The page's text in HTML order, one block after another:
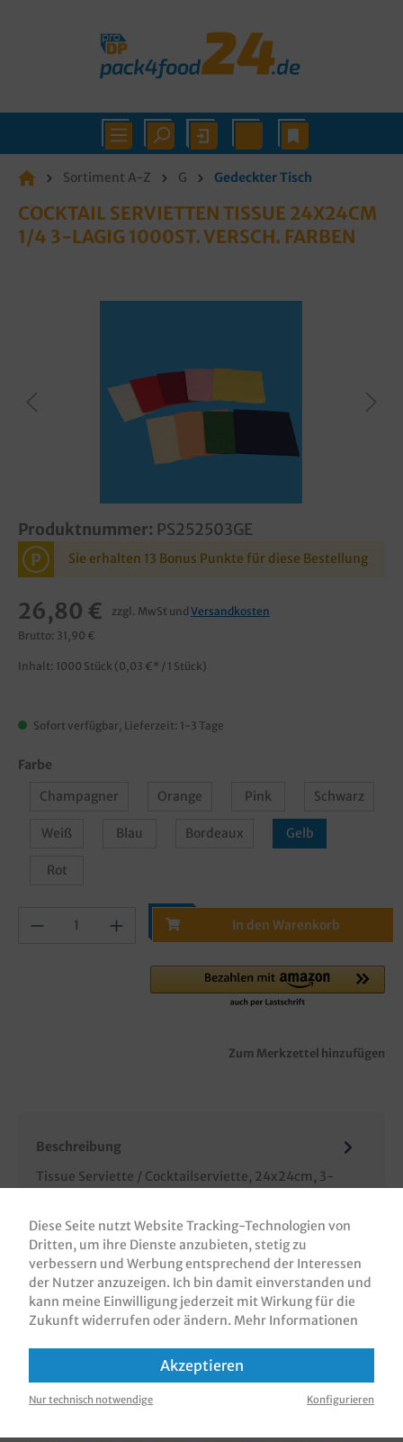
Sortiment A-Z G Gedeckter Tisch
COCKTAIL SERVIETTEN TISSUE 24X24CM
1/4 3-LAGIG 1000ST. VERSCH. FARBEN
Produktnummer: PS252503GE
P Sie erhalten 13 Bonus Punkte für diese Bestellung
26,80 € zzgl. MwSt und Versandkosten
Brutto: 31,90 €
Inhalt: 1000 Stück (0,03 €* / 1 Stück)
Sofort verfügbar, Lieferzeit: 1-3 Tage
Farbe
Champagner
Orange Pink Schwarz
Weiß Blau Bordeaux Gelb
Rot
In den Warenkorb
Zum Merkzettel hinzufügen
Beschreibung
Tissue Serviette / Cocktailserviette, 24x24cm, 3-
Bewertungen
Informationen zur Produktsicherheit
Diese Seite nutzt Website Tracking-Technologien von
Dritten, um ihre Dienste anzubieten, stetig zu
verbessern und Werbung entsprechend der Interessen
der Nutzer anzuzeigen. Ich bin damit einverstanden und
kann meine Einwilligung jederzeit mit Wirkung für die
Zukunft widerrufen oder ändern. Mehr Informationen
Akzeptieren
Nur technisch notwendige Konfigurieren